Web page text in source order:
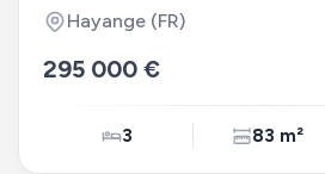
Hayange (FR)
295 000 €
3 83 m²